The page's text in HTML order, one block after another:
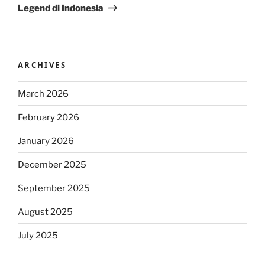
Legend di Indonesia
ARCHIVES
March 2026
February 2026
January 2026
December 2025
September 2025
August 2025
July 2025